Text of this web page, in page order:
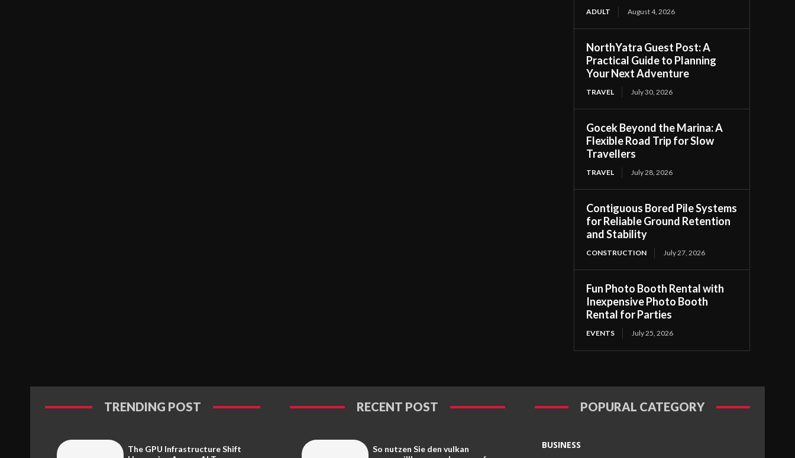
ADULT August 4, 2026
NorthYatra Guest Post: A
Practical Guide to Planning
Your Next Adventure
TRAVEL July 30, 2026
Gocek Beyond the Marina: A
Flexible Road Trip for Slow
Travellers
TRAVEL July 28, 2026
Contiguous Bored Pile Systems
for Reliable Ground Retention
and Stability
CONSTRUCTION July 27, 2026
Fun Photo Booth Rental with
Inexpensive Photo Booth
Rental for Parties
EVENTS July 25, 2026
TRENDING POST
The GPU Infrastructure Shift
RECENT POST
So nutzen Sie den vulkan
POPURAL CATEGORY
BUSINESS